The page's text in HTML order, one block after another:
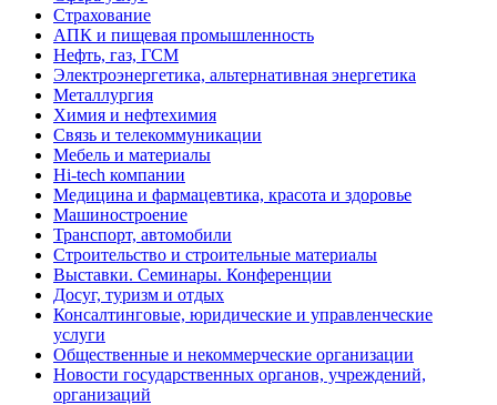
Страхование
АПК и пищевая промышленность
Нефть, газ, ГСМ
Электроэнергетика, альтернативная энергетика
Металлургия
Химия и нефтехимия
Связь и телекоммуникации
Мебель и материалы
Hi-tech компании
Медицина и фармацевтика, красота и здоровье
Машиностроение
Транспорт, автомобили
Строительство и строительные материалы
Выставки. Семинары. Конференции
Досуг, туризм и отдых
Консалтинговые, юридические и управленческие
услуги
Общественные и некоммерческие организации
Новости государственных органов, учреждений,
организаций